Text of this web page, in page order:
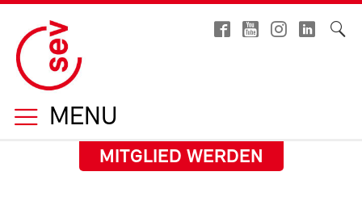
MENU
MITGLIED WERDEN